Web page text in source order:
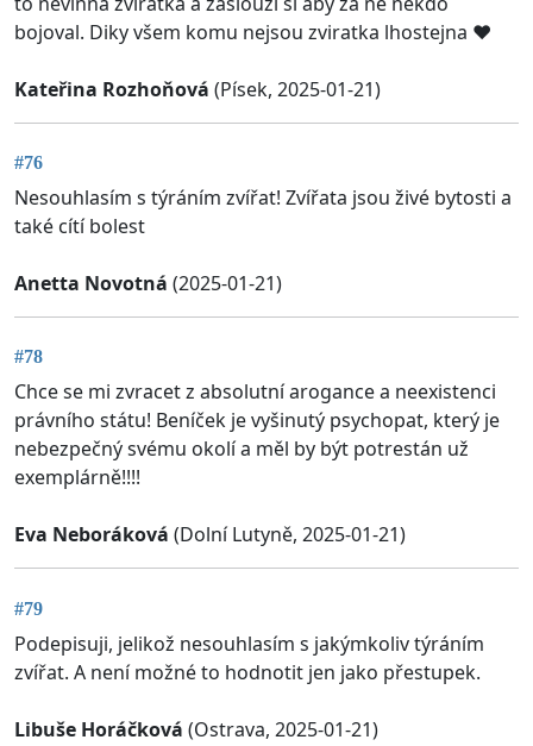
bojoval. Diky všem komu nejsou zviratka lhostejna ❤️
Kateřina Rozhoňová (Písek, 2025-01-21)
#76
Nesouhlasím s týráním zvířat! Zvířata jsou živé bytosti a
také cítí bolest
Anetta Novotná (2025-01-21)
#78
Chce se mi zvracet z absolutní arogance a neexistenci
právního státu! Beníček je vyšinutý psychopat, který je
nebezpečný svému okolí a měl by být potrestán už
exemplárně!!!!
Eva Neboráková (Dolní Lutyně, 2025-01-21)
#79
Podepisuji, jelikož nesouhlasím s jakýmkoliv týráním
zvířat. A není možné to hodnotit jen jako přestupek.
Libuše Horáčková (Ostrava, 2025-01-21)